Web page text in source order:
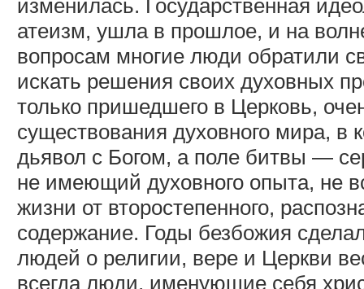
изменилась. Государственная
атеизм, ушла в прошлое, и на
вопросам многие люди обратили
искать решения своих духовных
только пришедшего в Церковь,
существования духовного мира, в
дьявол с Богом, а поле битвы —
не имеющий духовного опыта, не
жизни от второстепенного,
содержание. Годы безбожия
людей о религии, вере и Церкви
всегда люди, именующие себя